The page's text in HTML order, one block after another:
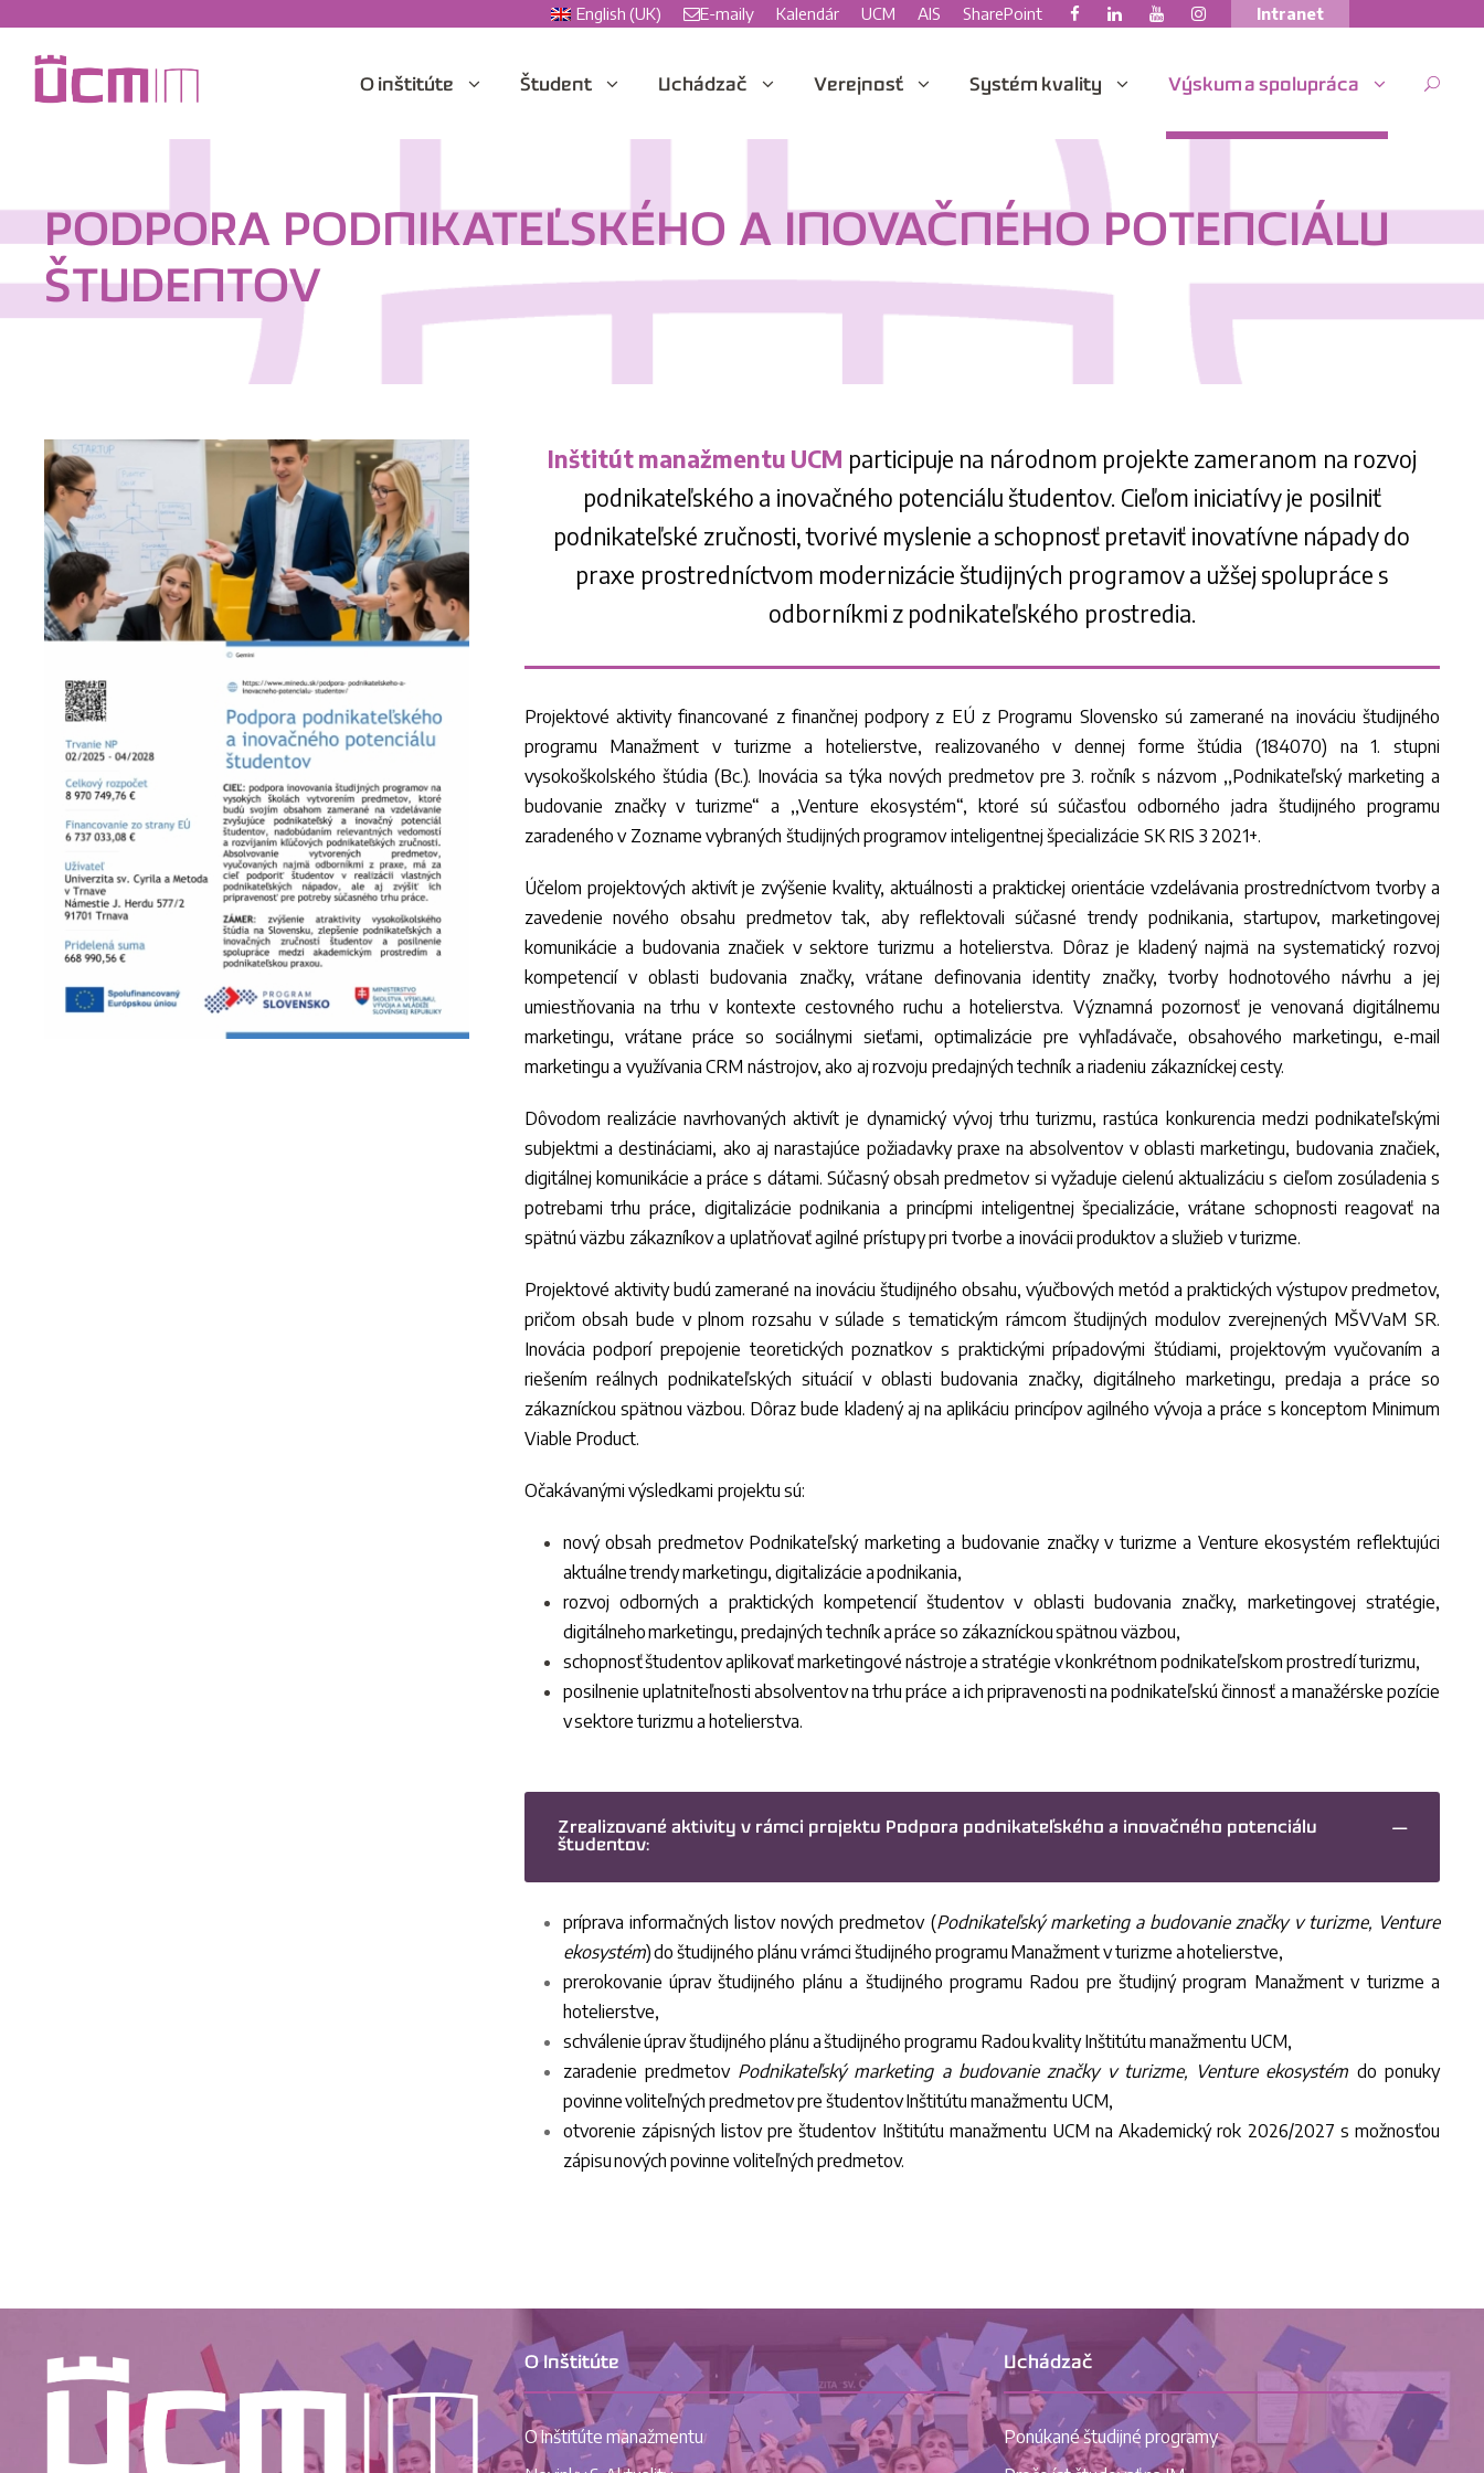
English (UK) E-maily Kalendár UCM AIS SharePoint Intranet
O inštitúte Študent Uchádzač Verejnosť Systém kvality Výskum a spolupráca
PODPORA PODNIKATEĽSKÉHO A INOVAČNÉHO POTENCIÁLU
ŠTUDENTOV
Inštitút manažmentu UCM participuje na národnom projekte zameranom na rozvoj
podnikateľského a inovačného potenciálu študentov. Cieľom iniciatívy je posilniť
podnikateľské zručnosti, tvorivé myslenie a schopnosť pretaviť inovatívne nápady do
praxe prostredníctvom modernizácie študijných programov a užšej spolupráce s
odborníkmi z podnikateľského prostredia.
Projektové aktivity financované z finančnej podpory z EÚ z Programu Slovensko sú zamerané na inováciu študijného
programu Manažment v turizme a hotelierstve, realizovaného v dennej forme štúdia (184070) na 1. stupni
vysokoškolského štúdia (Bc.). Inovácia sa týka nových predmetov pre 3. ročník s názvom ,,Podnikateľský marketing a
budovanie značky v turizme“ a ,,Venture ekosystém“, ktoré sú súčasťou odborného jadra študijného programu
zaradeného v Zozname vybraných študijných programov inteligentnej špecializácie SK RIS 3 2021+.
Účelom projektových aktivít je zvýšenie kvality, aktuálnosti a praktickej orientácie vzdelávania prostredníctvom tvorby a
zavedenie nového obsahu predmetov tak, aby reflektovali súčasné trendy podnikania, startupov, marketingovej
komunikácie a budovania značiek v sektore turizmu a hotelierstva. Dôraz je kladený najmä na systematický rozvoj
kompetencií v oblasti budovania značky, vrátane definovania identity značky, tvorby hodnotového návrhu a jej
umiestňovania na trhu v kontexte cestovného ruchu a hotelierstva. Významná pozornosť je venovaná digitálnemu
marketingu, vrátane práce so sociálnymi sieťami, optimalizácie pre vyhľadávače, obsahového marketingu, e-mail
marketingu a využívania CRM nástrojov, ako aj rozvoju predajných techník a riadeniu zákazníckej cesty.
Dôvodom realizácie navrhovaných aktivít je dynamický vývoj trhu turizmu, rastúca konkurencia medzi podnikateľskými
subjektmi a destináciami, ako aj narastajúce požiadavky praxe na absolventov v oblasti marketingu, budovania značiek,
digitálnej komunikácie a práce s dátami. Súčasný obsah predmetov si vyžaduje cielenú aktualizáciu s cieľom zosúladenia s
potrebami trhu práce, digitalizácie podnikania a princípmi inteligentnej špecializácie, vrátane schopnosti reagovať na
spätnú väzbu zákazníkov a uplatňovať agilné prístupy pri tvorbe a inovácii produktov a služieb v turizme.
Projektové aktivity budú zamerané na inováciu študijného obsahu, výučbových metód a praktických výstupov predmetov,
pričom obsah bude v plnom rozsahu v súlade s tematickým rámcom študijných modulov zverejnených MŠVVaM SR.
Inovácia podporí prepojenie teoretických poznatkov s praktickými prípadovými štúdiami, projektovým vyučovaním a
riešením reálnych podnikateľských situácií v oblasti budovania značky, digitálneho marketingu, predaja a práce so
zákazníckou spätnou väzbou. Dôraz bude kladený aj na aplikáciu princípov agilného vývoja a práce s konceptom Minimum
Viable Product.
Očakávanými výsledkami projektu sú:
nový obsah predmetov Podnikateľský marketing a budovanie značky v turizme a Venture ekosystém reflektujúci
aktuálne trendy marketingu, digitalizácie a podnikania,
rozvoj odborných a praktických kompetencií študentov v oblasti budovania značky, marketingovej stratégie,
digitálneho marketingu, predajných techník a práce so zákazníckou spätnou väzbou,
schopnosť študentov aplikovať marketingové nástroje a stratégie v konkrétnom podnikateľskom prostredí turizmu,
posilnenie uplatniteľnosti absolventov na trhu práce a ich pripravenosti na podnikateľskú činnosť a manažérske pozície
v sektore turizmu a hotelierstva.
Zrealizované aktivity v rámci projektu Podpora podnikateľského a inovačného potenciálu
študentov:
príprava informačných listov nových predmetov (Podnikateľský marketing a budovanie značky v turizme, Venture
ekosystém) do študijného plánu v rámci študijného programu Manažment v turizme a hotelierstve,
prerokovanie úprav študijného plánu a študijného programu Radou pre študijný program Manažment v turizme a
hotelierstve,
schválenie úprav študijného plánu a študijného programu Radou kvality Inštitútu manažmentu UCM,
zaradenie predmetov Podnikateľský marketing a budovanie značky v turizme, Venture ekosystém do ponuky
povinne voliteľných predmetov pre študentov Inštitútu manažmentu UCM,
otvorenie zápisných listov pre študentov Inštitútu manažmentu UCM na Akademický rok 2026/2027 s možnosťou
zápisu nových povinne voliteľných predmetov.
O Inštitúte
O Inštitúte manažmentu
Uchádzač
Ponúkané študijné programy